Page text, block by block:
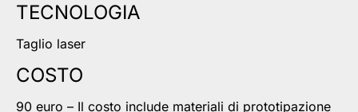
TECNOLOGIA
Taglio laser
COSTO
90 euro – Il costo include materiali di prototipazione